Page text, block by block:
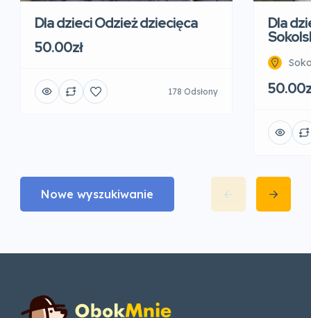
Dla dzieci Odzież dziecięca
50.00zł
178 Odsłony
Dla
Nowe wyszukiwanie